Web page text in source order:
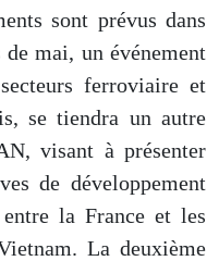
sont prévus dans
mai, un événement
ferroviaire et
se tiendra un autre
visant à présenter
de développement
la France et les
La deuxième